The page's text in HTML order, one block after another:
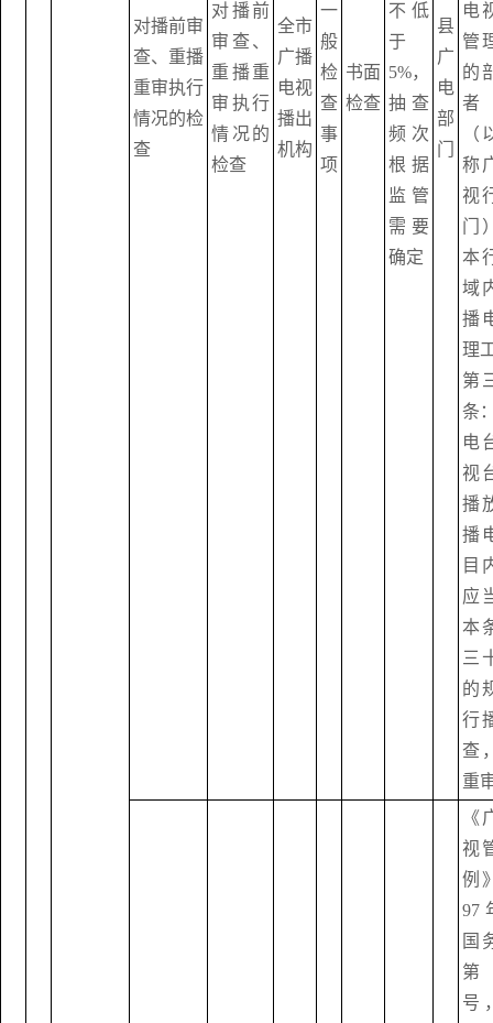
对播前审
查、重播
重审执行
情况的检
查
对播前
审查、
重播重
审执行
情况的
检查
全市
广播
电视
播出
机构
一
般
检
查
事
项
书面
检查
不低
于
5%，
抽查
频次
根据
监管
需要
确定
县
广
电
部
门
电
管
的
者
（
称
视
门
本
域
播
理
第
条
电
视
播
播
目
应
本
三
的
行
查
重
《
视
例
97
国
号